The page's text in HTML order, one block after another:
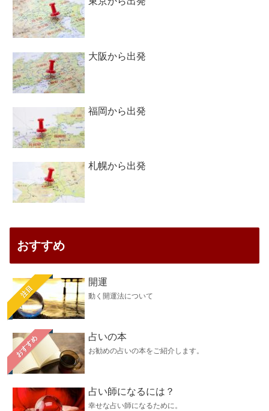
大阪から出発
福岡から出発
札幌から出発
おすすめ
注目
開運
動く開運法について
おすすめ 占いの本
お勧めの占いの本をご紹介します。
占い師になるには？
幸せな占い師になるために。